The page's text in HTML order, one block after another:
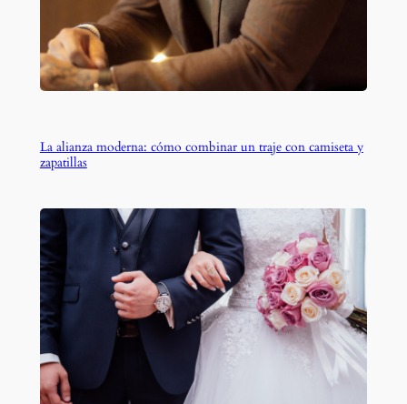
La alianza moderna: cómo combinar un traje con camiseta y
zapatillas